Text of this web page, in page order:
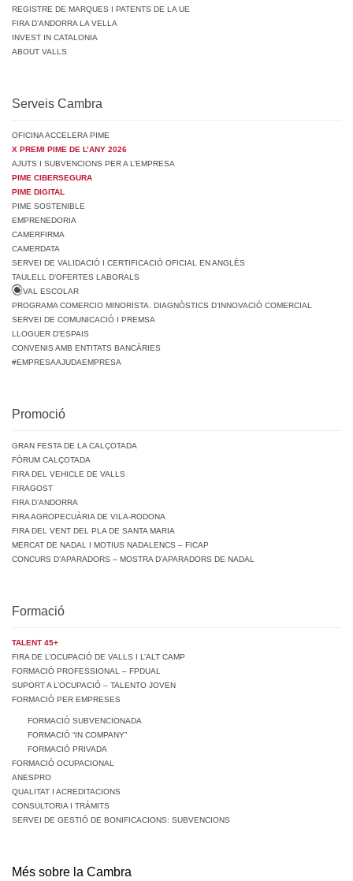
REGISTRE DE MARQUES I PATENTS DE LA UE
FIRA D’ANDORRA LA VELLA
INVEST IN CATALONIA
ABOUT VALLS
Serveis Cambra
OFICINA ACCELERA PIME
X PREMI PIME DE L’ANY 2026
AJUTS I SUBVENCIONS PER A L’EMPRESA
PIME CIBERSEGURA
PIME DIGITAL
PIME SOSTENIBLE
EMPRENEDORIA
CAMERFIRMA
CAMERDATA
SERVEI DE VALIDACIÓ I CERTIFICACIÓ OFICIAL EN ANGLÈS
TAULELL D’OFERTES LABORALS
VAL ESCOLAR
PROGRAMA COMERCIO MINORISTA. DIAGNÒSTICS D’INNOVACIÓ COMERCIAL
SERVEI DE COMUNICACIÓ I PREMSA
LLOGUER D’ESPAIS
CONVENIS AMB ENTITATS BANCÀRIES
#EMPRESAAJUDAEMPRESA
Promoció
GRAN FESTA DE LA CALÇOTADA
FÒRUM CALÇOTADA
FIRA DEL VEHICLE DE VALLS
FIRAGOST
FIRA D’ANDORRA
FIRA AGROPECUÀRIA DE VILA-RODONA
FIRA DEL VENT DEL PLA DE SANTA MARIA
MERCAT DE NADAL I MOTIUS NADALENCS – FICAP
CONCURS D’APARADORS – MOSTRA D’APARADORS DE NADAL
Formació
TALENT 45+
FIRA DE L’OCUPACIÓ DE VALLS I L’ALT CAMP
FORMACIÓ PROFESSIONAL – FPDUAL
SUPORT A L’OCUPACIÓ – TALENTO JOVEN
FORMACIÓ PER EMPRESES
FORMACIÓ SUBVENCIONADA
FORMACIÓ “IN COMPANY”
FORMACIÓ PRIVADA
FORMACIÓ OCUPACIONAL
ANESPRO
QUALITAT I ACREDITACIONS
CONSULTORIA I TRÀMITS
SERVEI DE GESTIÓ DE BONIFICACIONS: SUBVENCIONS
Més sobre la Cambra